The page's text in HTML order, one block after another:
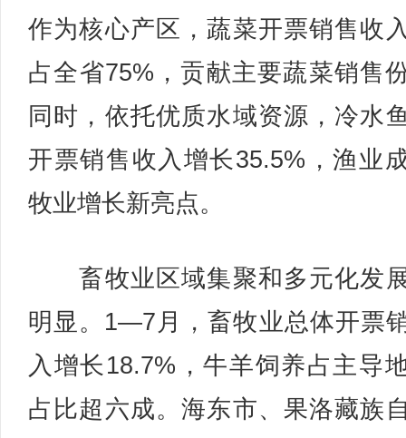
作为核心产区，蔬菜开票销售收
占全省75%，贡献主要蔬菜销售
同时，依托优质水域资源，冷水
开票销售收入增长35.5%，渔业
牧业增长新亮点。
畜牧业区域集聚和多元化发
明显。1—7月，畜牧业总体开票
入增长18.7%，牛羊饲养占主导
占比超六成。海东市、果洛藏族